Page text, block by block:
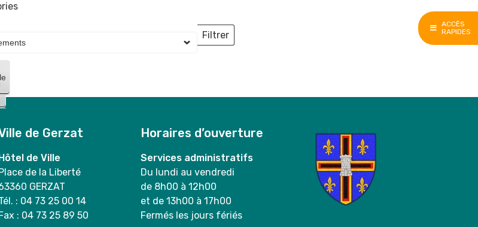
ACCÈS
RAPIDES
Filtrer
Lieux
de Gerzat
de Ville
de la Liberté
GERZAT
: 04 73 25 00 14
: 04 73 25 89 50
Horaires d’ouverture
Services administratifs
Du lundi au vendredi
de 8h00 à 12h00
et de 13h00 à 17h00
Fermés les jours fériés